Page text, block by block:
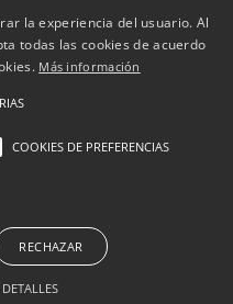
la experiencia del usuario. Al
todas las cookies de acuerdo
Más información
COOKIES DE PREFERENCIAS
RECHAZAR